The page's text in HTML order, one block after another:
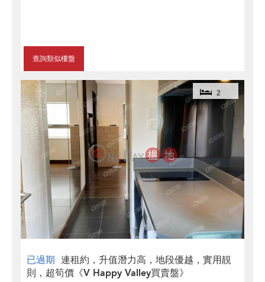
查詢類似樓盤
已過期 連租約，升值潛力高，地段優越，實用靚
則，超筍價《V Happy Valley買賣盤》
2